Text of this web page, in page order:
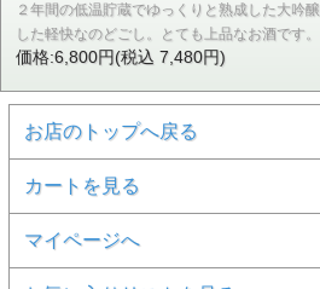
２年間の低温貯蔵でゆっくりと熟成した大吟
した軽快なのどごし。とても上品なお酒です。
価格:6,800円(税込 7,480円)
お店のトップへ戻る
カートを見る
マイページへ